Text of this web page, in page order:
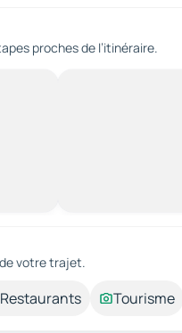
proches de l’itinéraire.
votre trajet.
Restaurants Tourisme